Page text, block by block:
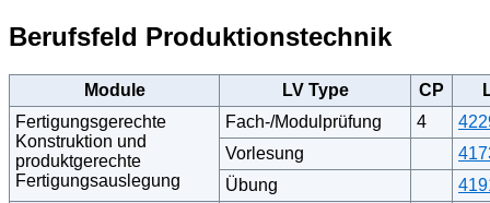
Berufsfeld Produktionstechnik
Module LV Type CP
Fertigungsgerechte
Konstruktion und
produktgerechte
Fertigungsauslegung
Fach-/Modulprüfung 4
Vorlesung
Übung